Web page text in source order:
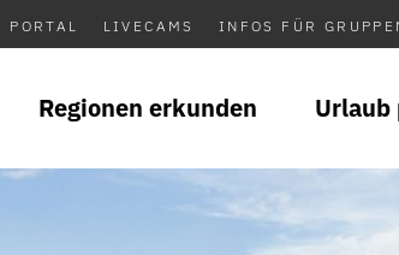
PORTAL LIVECAMS INFOS FÜR
Regionen erkunden Urlaub